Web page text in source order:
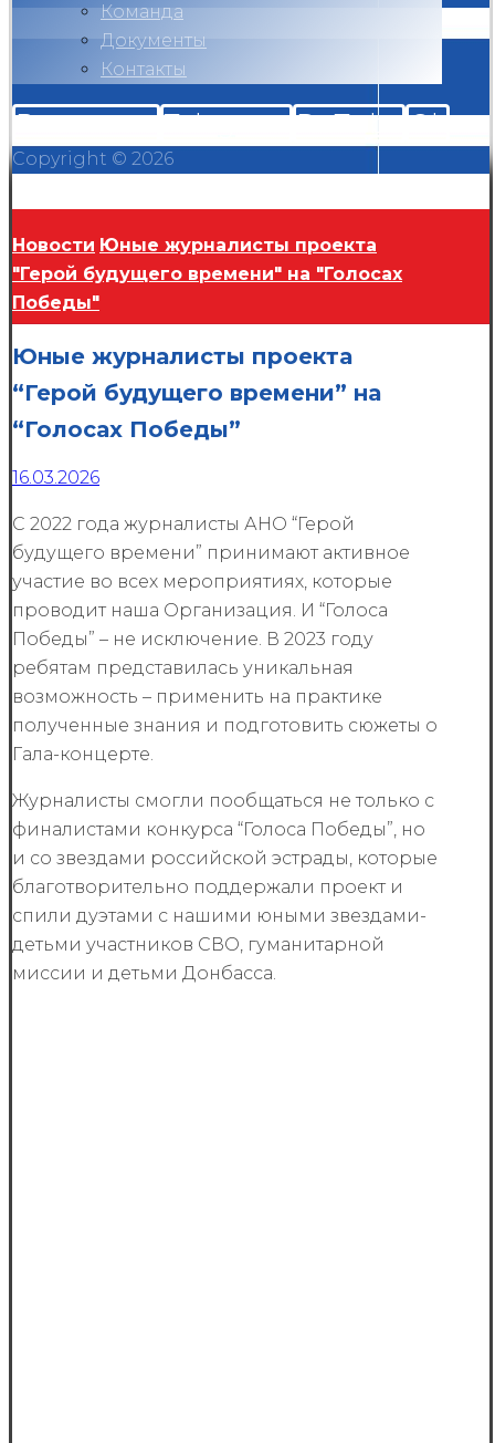
Команда
Документы
Контакты
Вконтакте Telegram RuTube Ok
Copyright © 2026
Новости Юные журналисты проекта
"Герой будущего времени" на "Голосах
Победы"
Юные журналисты проекта
“Герой будущего времени” на
“Голосах Победы”
16.03.2026
С 2022 года журналисты АНО “Герой
будущего времени” принимают активное
участие во всех мероприятиях, которые
проводит наша Организация. И “Голоса
Победы” – не исключение. В 2023 году
ребятам представилась уникальная
возможность – применить на практике
полученные знания и подготовить сюжеты о
Гала-концерте.
Журналисты смогли пообщаться не только с
финалистами конкурса “Голоса Победы”, но
и со звездами российской эстрады, которые
благотворительно поддержали проект и
спили дуэтами с нашими юными звездами-
детьми участников СВО, гуманитарной
миссии и детьми Донбасса.